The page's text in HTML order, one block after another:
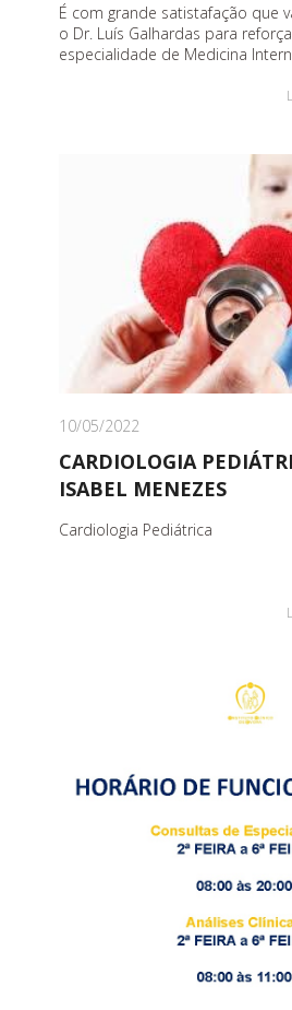
É com grande satistafação que
o Dr. Luís Galhardas para
especialidade de Medicina
10/05/2022
CARDIOLOGIA
ISABEL MENEZES
Cardiologia Pediátrica